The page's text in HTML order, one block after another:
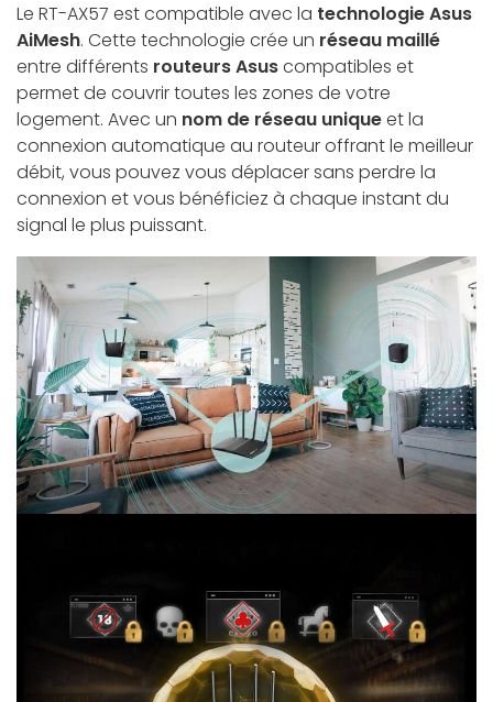
Le RT-AX57 est compatible avec la technologie Asus
AiMesh. Cette technologie crée un réseau maillé
entre différents routeurs Asuscompatibles et
permet de couvrir toutes les zones de votre
logement. Avec un nom de réseau uniqueet la
connexion automatique au routeur offrant le meilleur
débit, vous pouvez vous déplacer sans perdre la
connexion et vous bénéficiez à chaque instant du
signal le plus puissant.